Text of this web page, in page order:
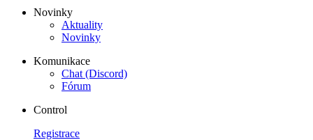
Novinky
Aktuality
Novinky
Komunikace
Chat (Discord)
Fórum
Control
Registrace